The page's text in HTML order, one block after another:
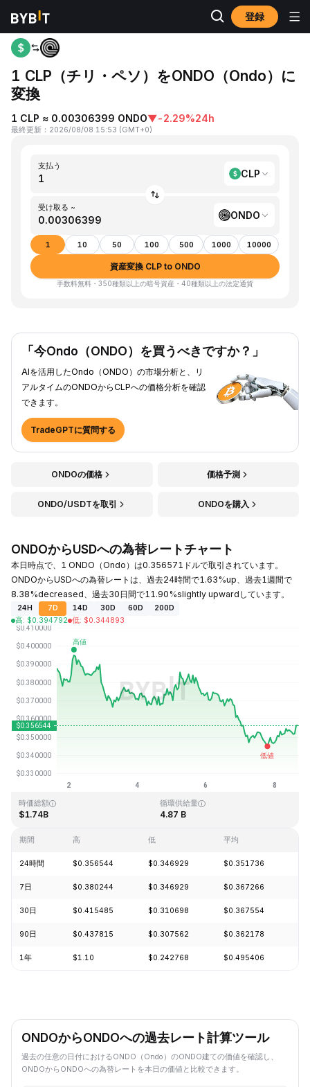
登録
ホーム CLP to ONDO
1 CLP（チリ・ペソ）をONDO（Ondo）に
変換
1 CLP ≈ 0.00306399 ONDO▼-2.29%24h
最終更新 ： 2026/08/08 15:53 (GMT+0)
支払う
CLP
受け取る ~
ONDO
1 10 50 100 500 1000 10000
資産変換 CLP to ONDO
手数料無料・350種類以上の暗号資産・40種類以上の法定通貨
「今Ondo（ONDO）を買うべきですか？」
AIを活用したOndo（ONDO）の市場分析と、リ
アルタイムのONDOからCLPへの価格分析を確認
できます。
TradeGPTに質問する
ONDOの価格 価格予測
ONDO/USDTを取引 ONDOを購入
ONDOからUSDへの為替レートチャート
本日時点で、1 ONDO（Ondo）は0.356571ドルで取引されています。
ONDOからUSDへの為替レートは、過去24時間で1.63%up、過去1週間で
8.38%decreased、過去30日間で11.90%slightly upwardしています。
24H 7D 14D 30D 60D
200D
高: $0.394792 低: $0.344893
最終更新日時：2026-08-08、15:53 GMT+0
過去最高値
$0.082171
時価総額
$1.74B
循環供給量
4.87 B
期間 高 低 平均
24時間 $0.356544 $0.346929 $0.351736
7日 $0.380244 $0.346929 $0.367266
30日 $0.415485 $0.310698 $0.367554
90日 $0.437815 $0.307562 $0.362178
1年 $1.10 $0.242768 $0.495406
ONDOからONDOへの過去レート計算ツール
過去の任意の日付におけるONDO（Ondo）のONDO建ての価値を確認し、
ONDOからONDOへの為替レートを本日の価値と比較できます。